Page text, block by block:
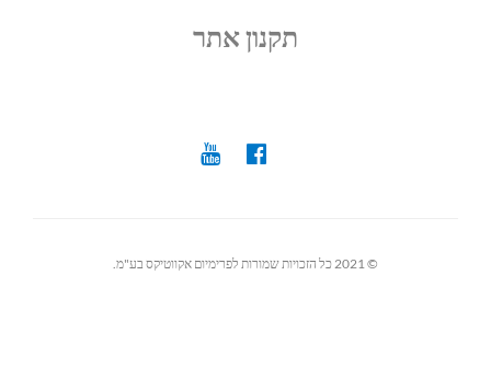
תקנון אתר
© 2021 כל הזכויות שמורות לפרימיום אקווטיקס בע"מ.